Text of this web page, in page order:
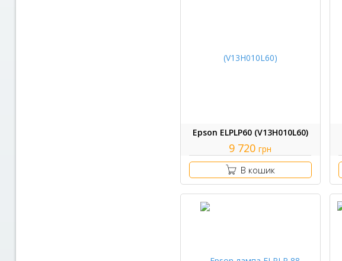
Epson ELPLP60 (V13H010L60)
9 720 грн
В кошик